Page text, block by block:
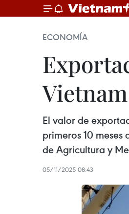
ECONOMÍA
El valor de
primeros 10
de Agricultura y
05/11/2025 08:43